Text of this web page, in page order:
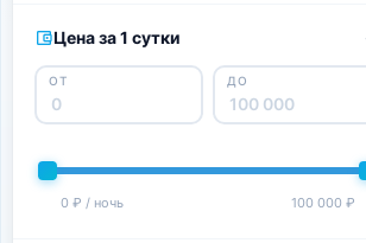
Цена за 1 сутки
ОТ ДО
0 ₽ / ночь 100 000 ₽